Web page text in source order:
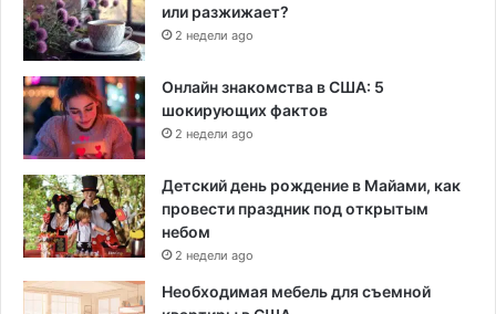
или разжижает?
2 недели ago
Онлайн знакомства в США: 5
шокирующих фактов
2 недели ago
Детский день рождение в Майами, как
провести праздник под открытым
небом
2 недели ago
Необходимая мебель для съемной